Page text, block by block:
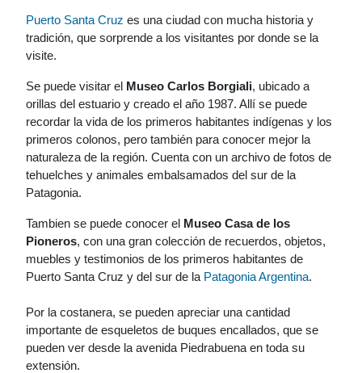
Puerto Santa Cruz es una ciudad con mucha historia y
tradición, que sorprende a los visitantes por donde se la
visite.
Se puede visitar el Museo Carlos Borgiali, ubicado a
orillas del estuario y creado el año 1987. Allí se puede
recordar la vida de los primeros habitantes indígenas y los
primeros colonos, pero también para conocer mejor la
naturaleza de la región. Cuenta con un archivo de fotos de
tehuelches y animales embalsamados del sur de la
Patagonia.
Tambien se puede conocer el Museo Casa de los
Pioneros, con una gran colección de recuerdos, objetos,
muebles y testimonios de los primeros habitantes de
Puerto Santa Cruz y del sur de la Patagonia Argentina.
Por la costanera, se pueden apreciar una cantidad
importante de esqueletos de buques encallados, que se
pueden ver desde la avenida Piedrabuena en toda su
extensión.